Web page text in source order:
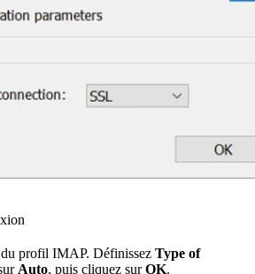
du profil IMAP. Définissez Type of
Auto, puis cliquez surOK.